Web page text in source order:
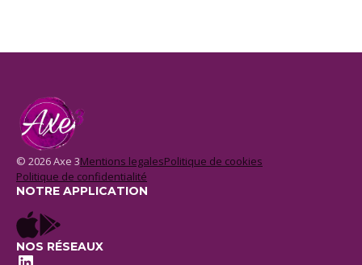
© 2026 Axe 3Mentions legalesPolitique de cookies
Politique de confidentialité
NOTRE APPLICATION
NOS RÉSEAUX